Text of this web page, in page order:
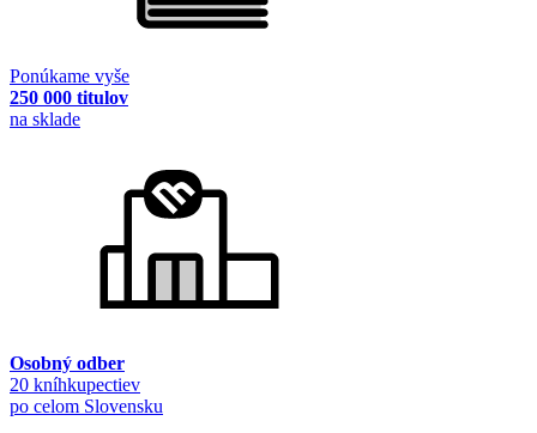
Ponúkame vyše
250 000 titulov
na sklade
Osobný odber
20 kníhkupectiev
po celom Slovensku